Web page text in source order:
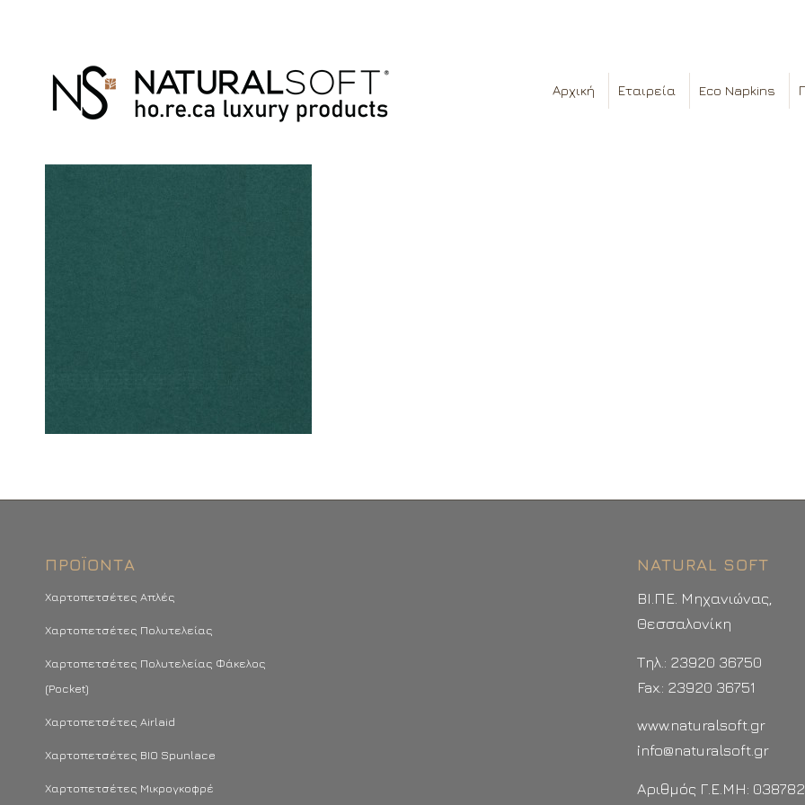
Αρχική Εταιρεία Eco Napkins
ΠΡΟΪΌΝΤΑ
Χαρτοπετσέτες Απλές
Χαρτοπετσέτες Πολυτελείας
Χαρτοπετσέτες Πολυτελείας Φάκελος
(Pocket)
Χαρτοπετσέτες Airlaid
Χαρτοπετσέτες BIO Spunlace
Χαρτοπετσέτες Μικρογκοφρέ
NATURAL SOFT
ΒΙ.ΠΕ. Μηχανιώνας,
Θεσσαλονίκη
Τηλ.: 23920 36750
Fax.: 23920 36751
www.naturalsoft.gr
info@naturalsoft.gr
Αριθμός Γ.Ε.ΜΗ: